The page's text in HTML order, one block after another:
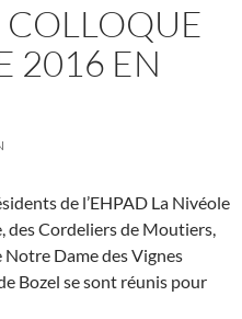
COLLOQUE
2016 EN
de l’EHPAD La Nivéole
des Cordeliers de Moutiers,
Notre Dame des Vignes
Bozel se sont réunis pour